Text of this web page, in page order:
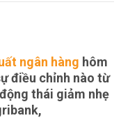
ngân hàng hôm
điều chỉnh nào từ
thái giảm nhẹ